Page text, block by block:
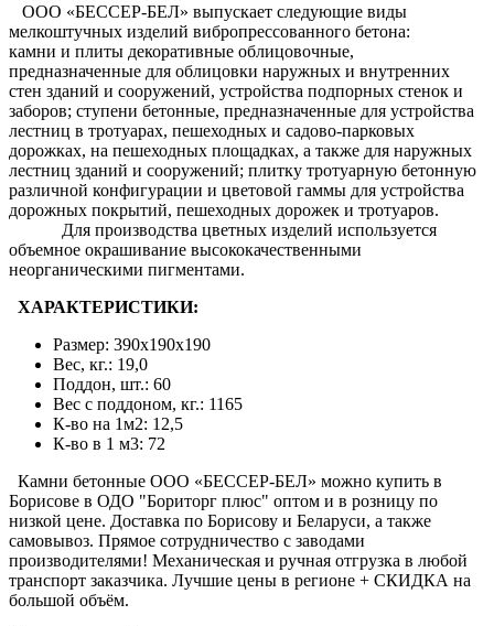
ООО «БЕССЕР-БЕЛ» выпускает следующие виды
мелкоштучных изделий вибропрессованного бетона:
камни и плиты декоративные облицовочные,
предназначенные для облицовки наружных и внутренних
стен зданий и сооружений, устройства подпорных стенок и
заборов; ступени бетонные, предназначенные для устройства
лестниц в тротуарах, пешеходных и садово-парковых
дорожках, на пешеходных площадках, а также для наружных
лестниц зданий и сооружений; плитку тротуарную бетонную
различной конфигурации и цветовой гаммы для устройства
дорожных покрытий, пешеходных дорожек и тротуаров.
Для производства цветных изделий используется
объемное окрашивание высококачественными
неорганическими пигментами.
ХАРАКТЕРИСТИКИ:
Размер: 390х190х190
Вес, кг.: 19,0
Поддон, шт.: 60
Вес c поддоном, кг.: 1165
К-во на 1м2: 12,5
К-во в 1 м3: 72
Камни бетонные ООО «БЕССЕР-БЕЛ» можно купить в
Борисове в ОДО "Бориторг плюс" оптом и в розницу по
низкой цене. Доставка по Борисову и Беларуси, а также
самовывоз. Прямое сотрудничество с заводами
производителями! Механическая и ручная отгрузка в любой
транспорт заказчика. Лучшие цены в регионе + СКИДКА на
большой объём.